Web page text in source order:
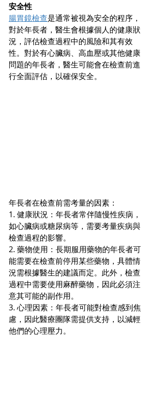
安全性
腸胃鏡檢查是通常被視為安全的程序，
對於年長者，醫生會根據個人的健康狀
況，評估檢查過程中的風險和其有效
性。對於有心臟病、高血壓或其他健康
問題的年長者，醫生可能會在檢查前進
行全面評估，以確保安全。
年長者在檢查前需考量的因素：
1. 健康狀況：年長者常伴隨慢性疾病，
如心臟病或糖尿病等，需要考量疾病與
檢查過程的影響。
2. 藥物使用：長期服用藥物的年長者可
能需要在檢查前停用某些藥物，具體情
況需根據醫生的建議而定。此外，檢查
過程中需要使用麻醉藥物，因此必須注
意其可能的副作用。
3. 心理因素：年長者可能對檢查感到焦
慮，因此醫療團隊需提供支持，以減輕
他們的心理壓力。